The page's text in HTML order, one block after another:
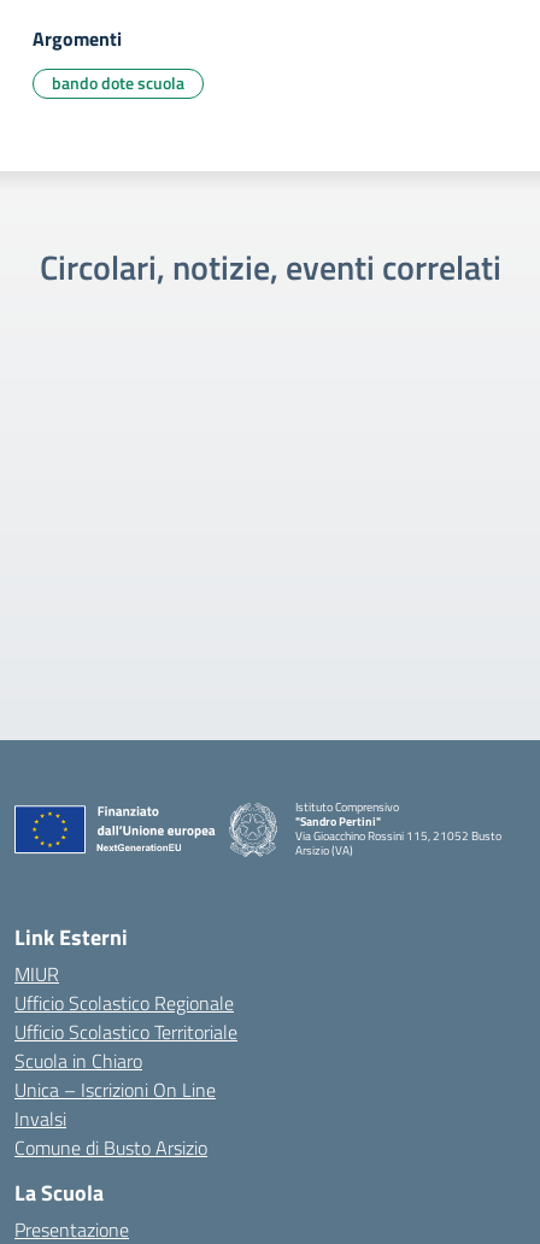
Argomenti
bando dote scuola
Circolari, notizie, eventi correlati
Istituto Comprensivo
"Sandro Pertini"
Via Gioacchino Rossini 115, 21052 Busto
Arsizio (VA)
Link Esterni
MIUR
Ufficio Scolastico Regionale
Ufficio Scolastico Territoriale
Scuola in Chiaro
Unica – Iscrizioni On Line
Invalsi
Comune di Busto Arsizio
La Scuola
Presentazione